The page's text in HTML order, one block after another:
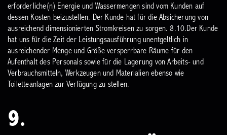
erforderliche(n) Energie und Wassermengen sind vom Kunden auf
dessen Kosten beizustellen. Der Kunde hat für die Absicherung von
ausreichend dimensionierten Stromkreisen zu sorgen. 8.10.Der Kunde
hat uns für die Zeit der Leistungsausführung unentgeltlich in
ausreichender Menge und Größe versperrbare Räume für den
Aufenthalt des Personals sowie für die Lagerung von Arbeits- und
Verbrauchsmitteln, Werkzeugen und Materialien ebenso wie
Toiletteanlagen zur Verfügung zu stellen.
9.